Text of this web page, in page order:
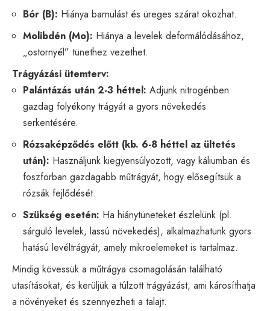
Bór (B): Hiánya barnulást és üreges szárat okozhat.
Molibdén (Mo): Hiánya a levelek deformálódásához,
„ostornyél” tünethez vezethet.
Trágyázási ütemterv:
Palántázás után 2-3 héttel: Adjunk nitrogénben
gazdag folyékony trágyát a gyors növekedés
serkentésére.
Rózsaképződés előtt (kb. 6-8 héttel az ültetés
után): Használjunk kiegyensúlyozott, vagy káliumban és
foszforban gazdagabb műtrágyát, hogy elősegítsük a
rózsák fejlődését.
Szükség esetén: Ha hiánytüneteket észlelünk (pl.
sárguló levelek, lassú növekedés), alkalmazhatunk gyors
hatású levéltrágyát, amely mikroelemeket is tartalmaz.
Mindig kövessük a műtrágya csomagolásán található
utasításokat, és kerüljük a túlzott trágyázást, ami károsíthatja
a növényeket és szennyezheti a talajt.